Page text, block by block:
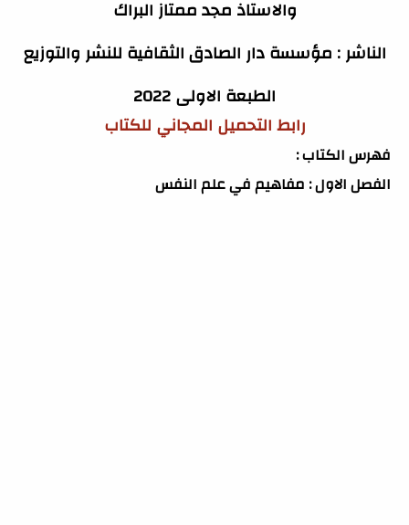
والاستاذ مجد ممتاز البراك
الناشر : مؤسسة دار الصادق الثقافية للنشر والتوزيع
الطبعة الاولى 2022
رابط التحميل المجاني للكتاب
فهرس الكتاب :
الفصل الاول : مفاهيم في علم النفس